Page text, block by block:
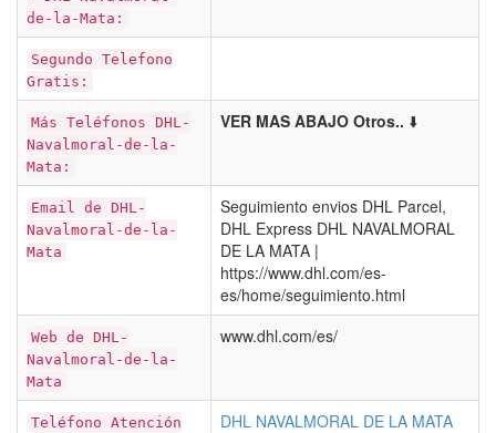
de-la-Mata:
Segundo Telefono
Gratis:
Más Teléfonos DHL-
Navalmoral-de-la-
Mata:
VER MAS ABAJO Otros.. ⬇️
Email de DHL-
Navalmoral-de-la-
Mata
Seguimiento envios DHL Parcel,
DHL Express DHL NAVALMORAL
DE LA MATA |
https://www.dhl.com/es-
es/home/seguimiento.html
Web de DHL-
Navalmoral-de-la-
Mata
www.dhl.com/es/
Teléfono Atención
DHL NAVALMORAL DE LA MATA